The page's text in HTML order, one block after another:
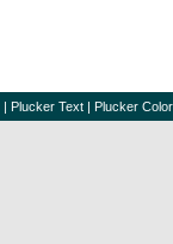
| Plucker Text | Plucker Color